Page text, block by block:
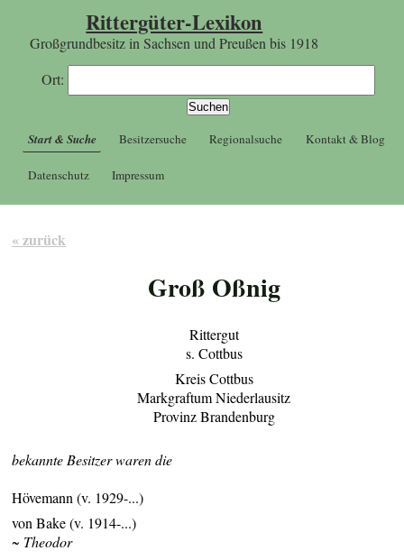
Rittergüter-Lexikon
Großgrundbesitz in Sachsen und Preußen bis 1918
Ort:
Start & Suche Besitzersuche Regionalsuche Kontakt & Blog
Datenschutz Impressum
« zurück
Groß Oßnig
Rittergut
s. Cottbus
Kreis Cottbus
Markgraftum Niederlausitz
Provinz Brandenburg
bekannte Besitzer waren die
Hövemann (v. 1929-...)
von Bake (v. 1914-...)
~ Theodor